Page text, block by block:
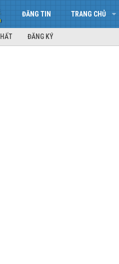
ĐĂNG TIN TRANG CHỦ
ĐĂNG KÝ